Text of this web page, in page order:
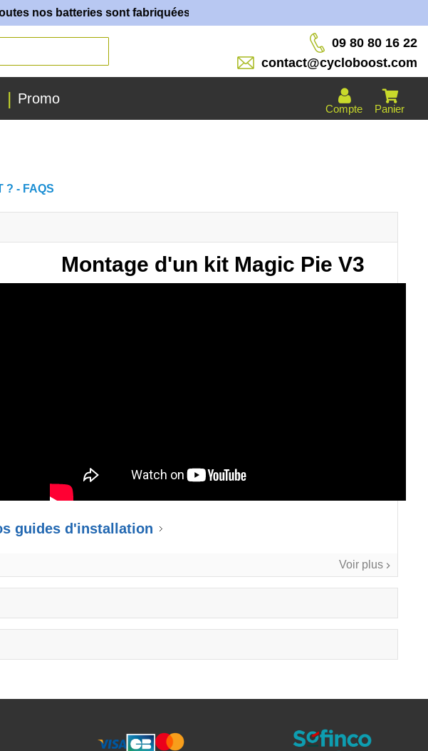
nos batteries sont fabriquées dans nos ateliers !
09 80 80 16 22
contact@cycloboost.com
Panier
Compte
Promo
? - FAQS
Montage d'un kit Magic Pie V3
guides d'installation
Voir plus